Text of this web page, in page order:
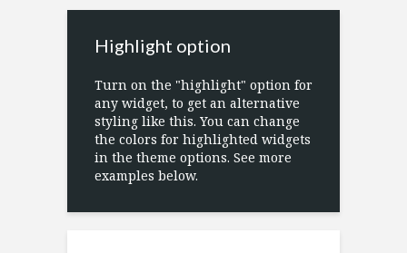
Highlight option
Turn on the "highlight" option for
any widget, to get an alternative
styling like this. You can change
the colors for highlighted widgets
in the theme options. See more
examples below.